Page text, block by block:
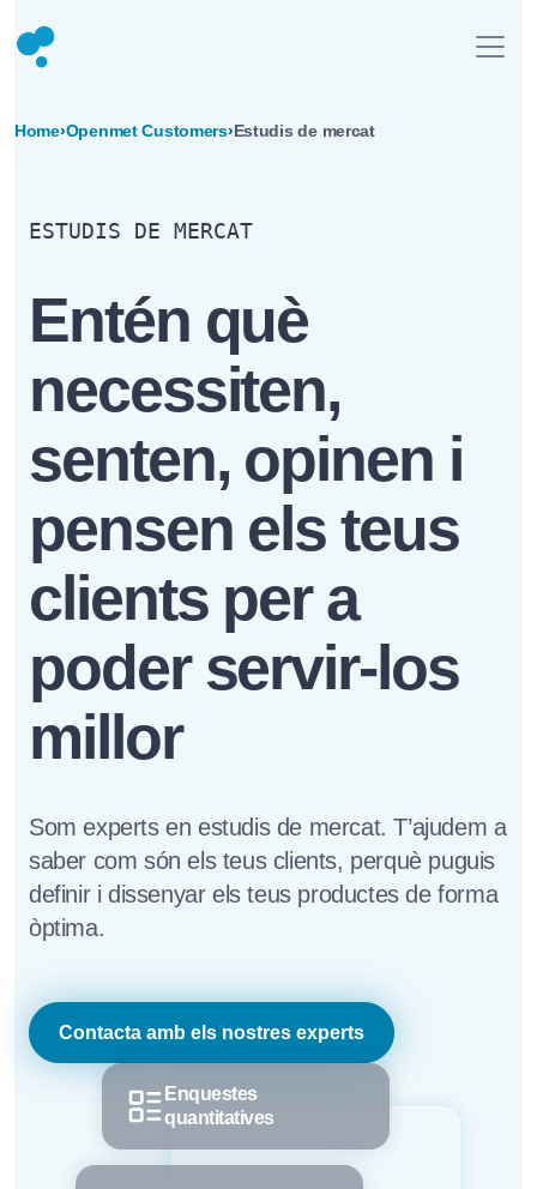
Home›Openmet Customers›Estudis de mercat
ESTUDIS DE MERCAT
Entén què
necessiten,
senten, opinen i
pensen els teus
clients per a
poder servir-los
millor
Som experts en estudis de mercat. T’ajudem a
saber com són els teus clients, perquè puguis
definir i dissenyar els teus productes de forma
òptima.
Contacta amb els nostres experts
Enquestes
quantitatives